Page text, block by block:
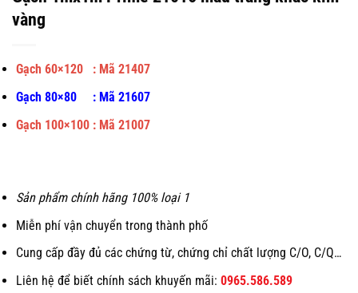
vàng
Gạch 60×120 : Mã 21407
Gạch 80×80 : Mã 21607
Gạch 100×100 : Mã 21007
Sản phẩm chính hãng 100% loại 1
Miễn phí vận chuyển trong thành phố
Cung cấp đầy đủ các chứng từ, chứng chỉ chất lượng C/O, C/Q…
Liên hệ để biết chính sách khuyến mãi: 0965.586.589